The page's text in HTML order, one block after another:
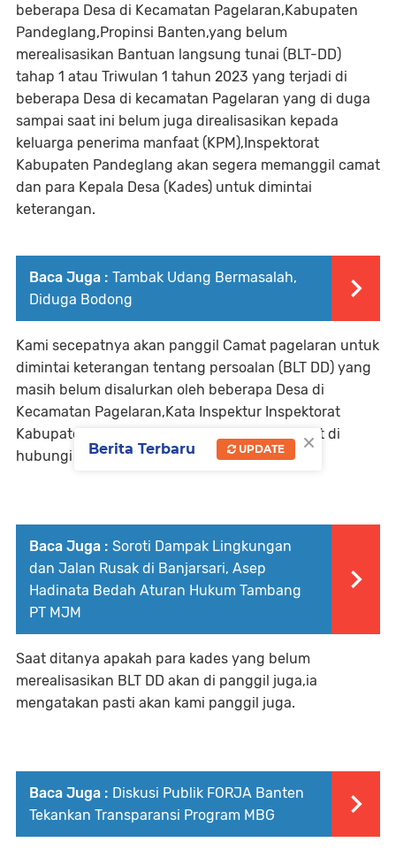
beberapa Desa di Kecamatan Pagelaran,Kabupaten
Pandeglang,Propinsi Banten,yang belum
merealisasikan Bantuan langsung tunai (BLT-DD)
tahap 1 atau Triwulan 1 tahun 2023 yang terjadi di
beberapa Desa di kecamatan Pagelaran yang di duga
sampai saat ini belum juga direalisasikan kepada
keluarga penerima manfaat (KPM),Inspektorat
Kabupaten Pandeglang akan segera memanggil camat
dan para Kepala Desa (Kades) untuk dimintai
keterangan.
Baca Juga : Tambak Udang Bermasalah,
Diduga Bodong
Kami secepatnya akan panggil Camat pagelaran untuk
dimintai keterangan tentang persoalan (BLT DD) yang
masih belum disalurkan oleh beberapa Desa di
Kecamatan Pagelaran,Kata Inspektur Inspektorat
Kabupaten Pandeglang Ali Fahmi Sumata saat di
hubungi kontakpublik.id Rabu (21/06/2023)
Baca Juga : Soroti Dampak Lingkungan
dan Jalan Rusak di Banjarsari, Asep
Hadinata Bedah Aturan Hukum Tambang
PT MJM
Saat ditanya apakah para kades yang belum
merealisasikan BLT DD akan di panggil juga,ia
mengatakan pasti akan kami panggil juga.
Baca Juga : Diskusi Publik FORJA Banten
Tekankan Transparansi Program MBG
×
Berita Terbaru UPDATE